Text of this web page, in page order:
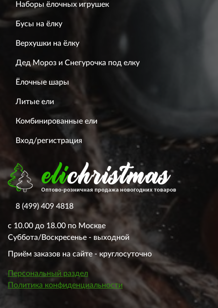
Наборы ёлочных игрушек
Бусы на ёлку
Верхушки на ёлку
Дед Мороз и Снегурочка под елку
Ёлочные шары
Литые ели
Комбинированные ели
Вход/регистрация
8 (499) 409 4818
с 10.00 до 18.00 по Москве
Суббота/Воскресенье - выходной
Приём заказов на сайте - круглосуточно
Персональный раздел
Политика конфиденциальности